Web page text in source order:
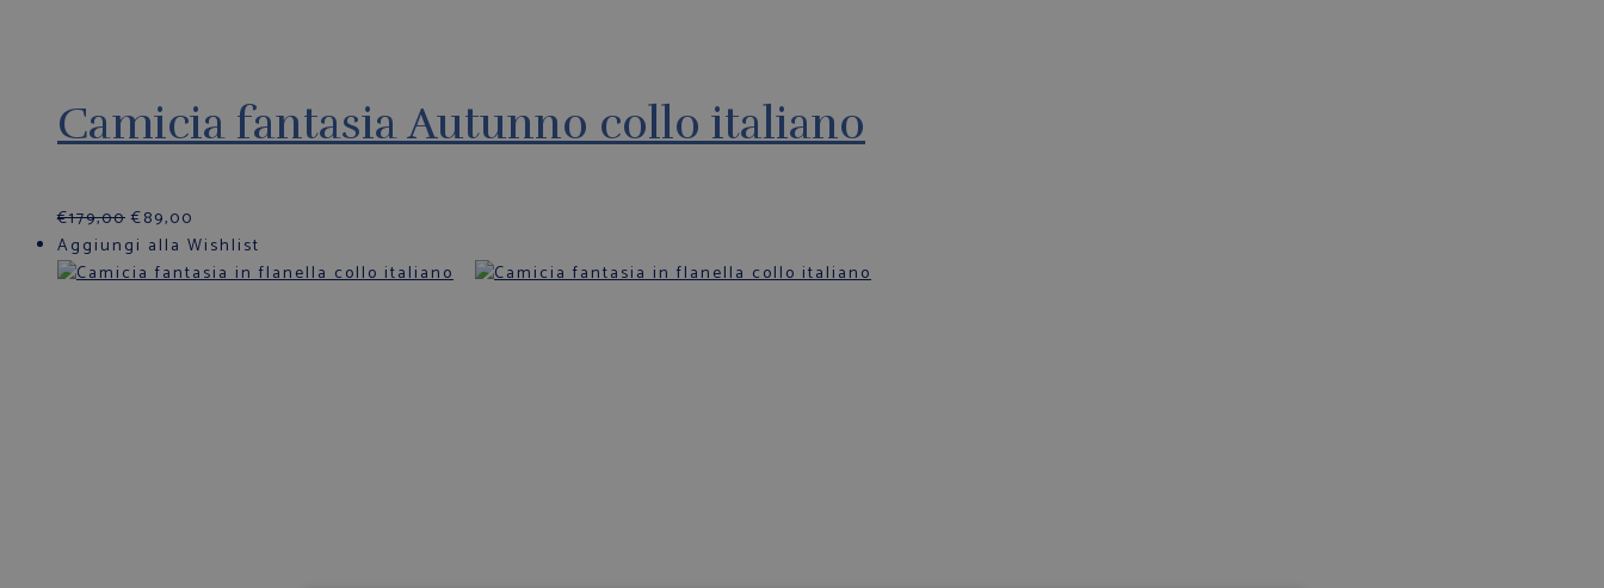
Camicia fantasia Autunno collo italiano
€179,00 €89,00
Aggiungi alla Wishlist